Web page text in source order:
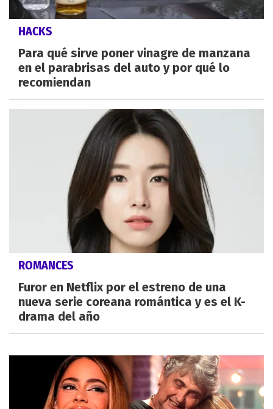
HACKS
Para qué sirve poner vinagre de manzana
en el parabrisas del auto y por qué lo
recomiendan
ROMANCES
Furor en Netflix por el estreno de una
nueva serie coreana romántica y es el K-
drama del año